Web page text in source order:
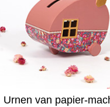
Urnen van papier-